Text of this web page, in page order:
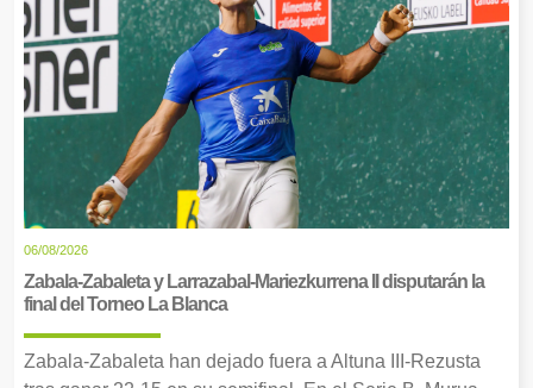
06/08/2026
Zabala-Zabaleta y Larrazabal-Mariezkurrena II disputarán la
final del Torneo La Blanca
Zabala-Zabaleta han dejado fuera a Altuna III-Rezusta